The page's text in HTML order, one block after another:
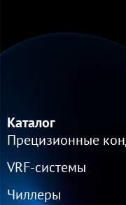
Каталог
Прецизионные
VRF-cистемы
Чиллеры